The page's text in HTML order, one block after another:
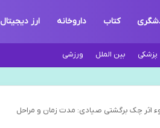
کتاب داروخانه ارز دیجیتال
پزشکی بین الملل ورزشی
اثر چک برگشتی صیادی: مدت زمان و مراحل